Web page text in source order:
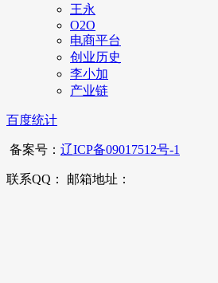
王永
O2O
电商平台
创业历史
李小加
产业链
百度统计
备案号： 辽ICP备09017512号-1
联系QQ： 邮箱地址：